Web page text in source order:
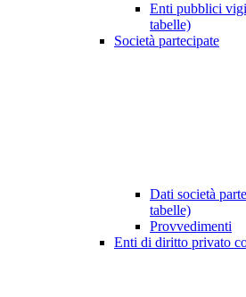
Enti pubblici
tabelle)
Società partecipate
Dati società
tabelle)
Provvedimenti
Enti di diritto privato